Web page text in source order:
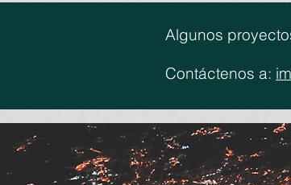
Algunos
Contáctenos a: